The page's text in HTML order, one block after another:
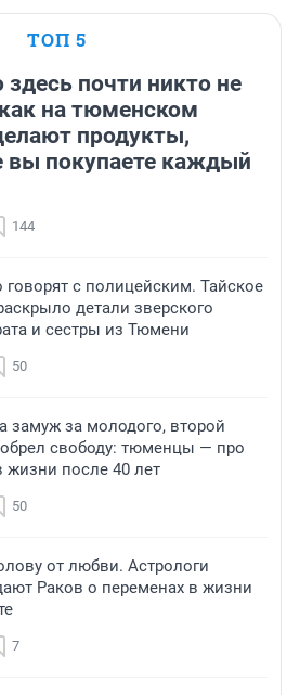
ТОП 5
почти никто не
на тюменском
продукты,
вы покупаете каждый
144
говорят с полицейским. Тайское
детали зверского
и сестры из Тюмени
50
замуж за молодого, второй
свободу: тюменцы — про
жизни после 40 лет
50
от любви. Астрологи
Раков о переменах в жизни
7